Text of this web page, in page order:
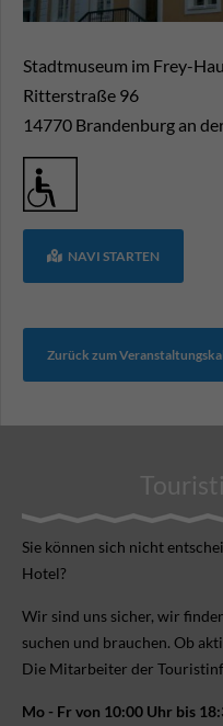
Stadtmuseum im Frey-
Ritterstraße 96
14770 Brandenburg an
NAVI STARTEN
Zurück zum
Sie können sich nicht
Hotel?
Wir sind uns sicher, wir
suchen und brauchen. Ob
Die Mitarbeiter der
Mo - Fr von 10:00 Uhr bis